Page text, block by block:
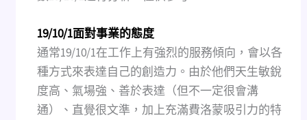
19/10/1面對事業的態度
通常19/10/1在工作上有強烈的服務傾向，會以各
種方式來表達自己的創造力。由於他們天生敏銳
度高、氣場強、善於表達（但不一定很會溝
通）、直覺很文準，加上充滿費洛蒙吸引力的特